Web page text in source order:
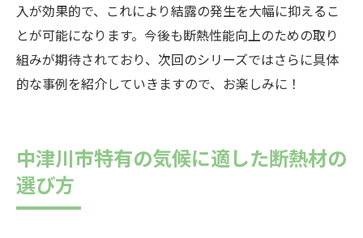
入が効果的で、これにより結露の発生を大幅に抑えるこ
とが可能になります。今後も断熱性能向上のための取り
組みが期待されており、次回のシリーズではさらに具体
的な事例を紹介していきますので、お楽しみに！
中津川市特有の気候に適した断熱材の
選び方